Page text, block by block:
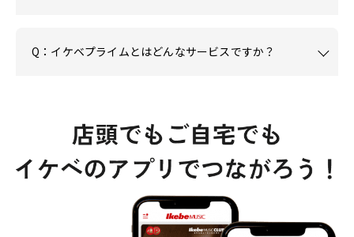
Q：イケベプライムとはどんなサービスですか？